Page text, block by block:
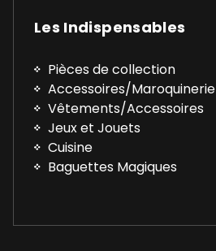
Les Indispensables
Pièces de collection
Accessoires/Maroquinerie
Vêtements/Accessoires
Jeux et Jouets
Cuisine
Baguettes Magiques